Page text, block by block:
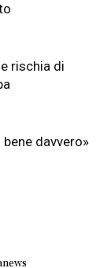
rischia di
davvero»